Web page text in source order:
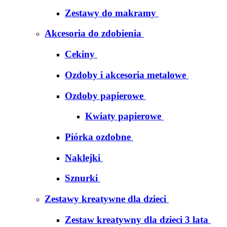
Zestawy do makramy
Akcesoria do zdobienia
Cekiny
Ozdoby i akcesoria metalowe
Ozdoby papierowe
Kwiaty papierowe
Piórka ozdobne
Naklejki
Sznurki
Zestawy kreatywne dla dzieci
Zestaw kreatywny dla dzieci 3 lata